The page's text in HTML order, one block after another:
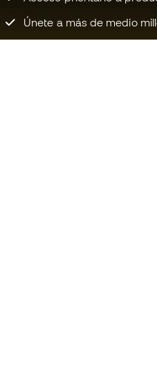
Únete a más de medio